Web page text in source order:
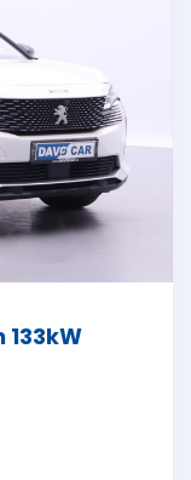
133kW